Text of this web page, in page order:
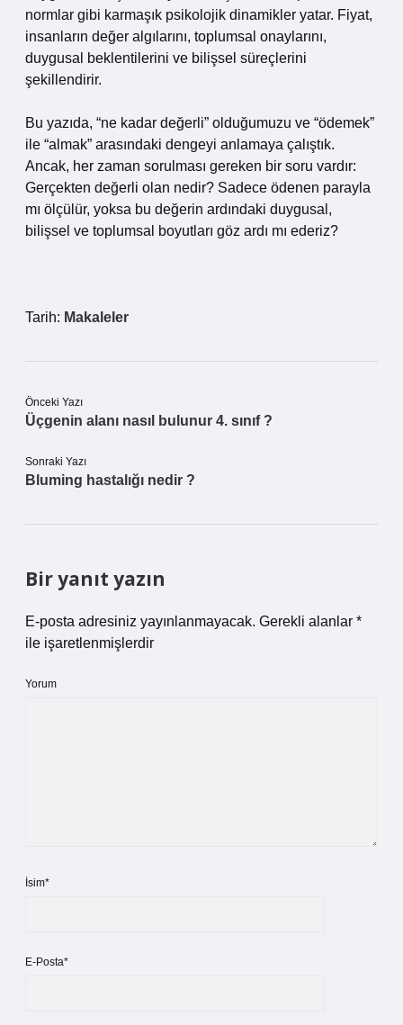
normlar gibi karmaşık psikolojik dinamikler yatar. Fiyat,
insanların değer algılarını, toplumsal onaylarını,
duygusal beklentilerini ve bilişsel süreçlerini
şekillendirir.
Bu yazıda, “ne kadar değerli” olduğumuzu ve “ödemek”
ile “almak” arasındaki dengeyi anlamaya çalıştık.
Ancak, her zaman sorulması gereken bir soru vardır:
Gerçekten değerli olan nedir? Sadece ödenen parayla
mı ölçülür, yoksa bu değerin ardındaki duygusal,
bilişsel ve toplumsal boyutları göz ardı mı ederiz?
Tarih: Makaleler
Önceki Yazı
Üçgenin alanı nasıl bulunur 4. sınıf ?
Sonraki Yazı
Bluming hastalığı nedir ?
Bir yanıt yazın
E-posta adresiniz yayınlanmayacak. Gerekli alanlar *
ile işaretlenmişlerdir
Yorum
İsim*
E-Posta*